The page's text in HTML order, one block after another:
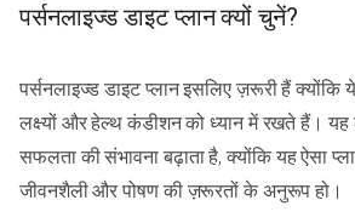
पर्सनलाइज्ड डाइट प्लान क्यों चुनें?
पर्सनलाइज्ड डाइट प्लान इसलिए ज़रूरी हैं क्योंकि
लक्ष्यों और हेल्थ कंडीशन को ध्यान में रखते हैं। यह
सफलता की संभावना बढ़ाता है, क्योंकि यह ऐसा
जीवनशैली और पोषण की ज़रूरतों के अनुरूप हो।